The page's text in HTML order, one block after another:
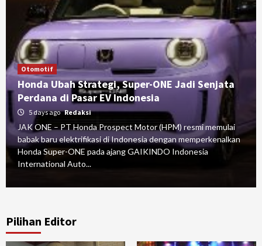
Otomotif
Honda Ubah Strategi, Super-ONE Jadi Senjata
Perdana di Pasar EV Indonesia
5 days ago Redaksi
JAK ONE – PT Honda Prospect Motor (HPM) resmi memulai
babak baru elektrifikasi di Indonesia dengan memperkenalkan
Honda Super-ONE pada ajang GAIKINDO Indonesia
International Auto...
Pilihan Editor